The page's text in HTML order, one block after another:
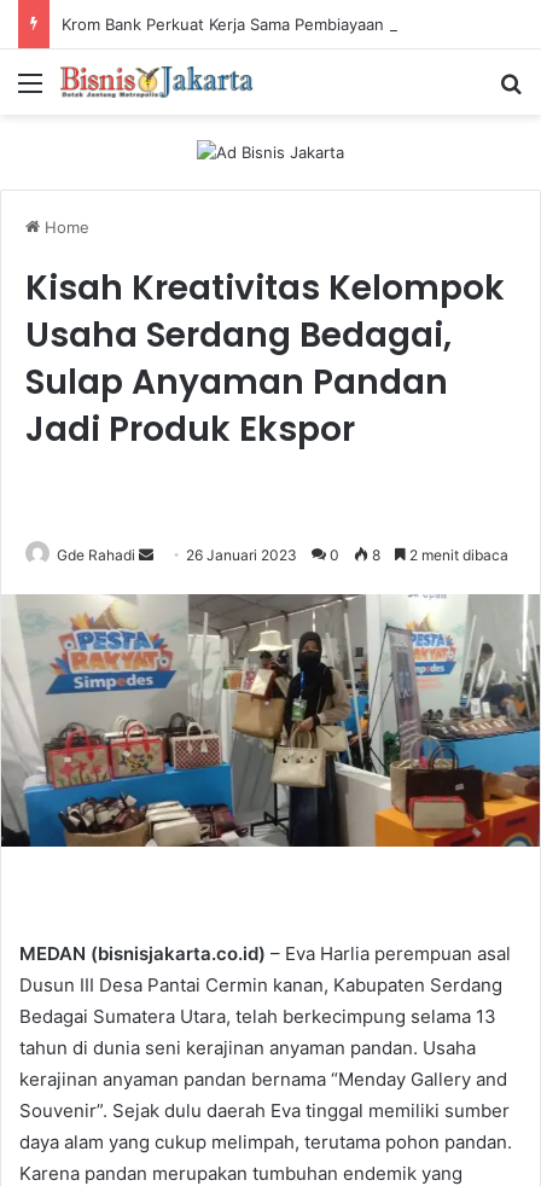
Menu
Home
Kisah Kreativitas Kelompok
Usaha Serdang Bedagai,
Sulap Anyaman Pandan
Jadi Produk Ekspor
Gde Rahadi
d
a
e
m
i
l
26 Januari 2023 0 8 2 menit dibaca
MEDAN (bisnisjakarta.co.id) – Eva Harlia perempuan asal
Dusun III Desa Pantai Cermin kanan, Kabupaten Serdang
Bedagai Sumatera Utara, telah berkecimpung selama 13
tahun di dunia seni kerajinan anyaman pandan. Usaha
kerajinan anyaman pandan bernama “Menday Gallery and
Souvenir”. Sejak dulu daerah Eva tinggal memiliki sumber
daya alam yang cukup melimpah, terutama pohon pandan.
Karena pandan merupakan tumbuhan endemik yang